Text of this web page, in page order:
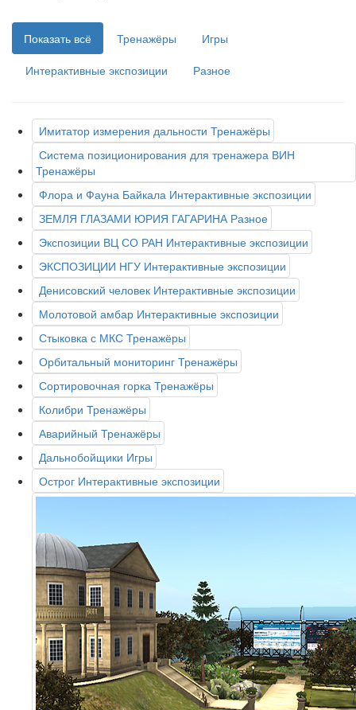
Показать всё Тренажёры
Игры
Интерактивные экспозиции
Разное
Имитатор измерения дальности Тренажёры
Система позиционирования для тренажера ВИН
Тренажёры
Флора и Фауна Байкала Интерактивные экспозиции
ЗЕМЛЯ ГЛАЗАМИ ЮРИЯ ГАГАРИНА Разное
Экспозиции ВЦ СО РАН Интерактивные экспозиции
ЭКСПОЗИЦИИ НГУ Интерактивные экспозиции
Денисовский человек Интерактивные экспозиции
Молотовой амбар Интерактивные экспозиции
Стыковка с МКС Тренажёры
Орбитальный мониторинг Тренажёры
Сортировочная горка Тренажёры
Колибри Тренажёры
Аварийный Тренажёры
Дальнобойщики Игры
Острог Интерактивные экспозиции